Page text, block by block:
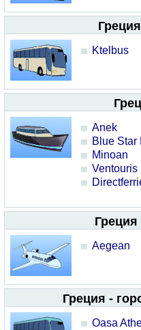
Ktelbus
Anek
Blue Star
Minoan
Ventouris
Aegean
Греция -
Oasa